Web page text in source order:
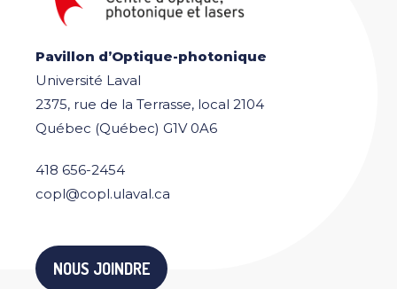
Pavillon d’Optique-photonique
Université Laval
2375, rue de la Terrasse, local 2104
Québec (Québec) G1V 0A6
418 656-2454
copl@copl.ulaval.ca
NOUS JOINDRE